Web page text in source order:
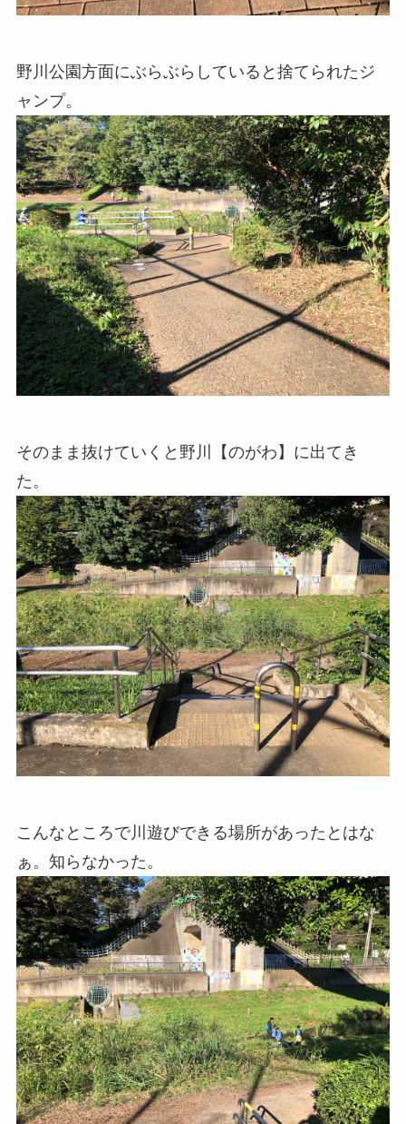
野川公園方面にぶらぶらしていると捨てられたジ
ャンプ。
そのまま抜けていくと野川【のがわ】に出てき
た。
こんなところで川遊びできる場所があったとはな
ぁ。知らなかった。